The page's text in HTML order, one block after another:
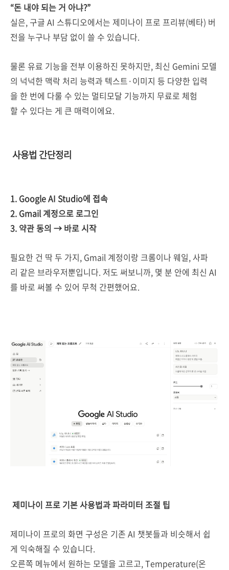
“돈 내야 되는 거 아냐?”
실은, 구글 AI 스튜디오에서는 제미나이 프로 프리뷰(베타) 버
전을 누구나 부담 없이 쓸 수 있습니다.
물론 유료 기능을 전부 이용하진 못하지만, 최신 Gemini 모델
의 넉넉한 맥락 처리 능력과 텍스트·이미지 등 다양한 입력
을 한 번에 다룰 수 있는 멀티모달 기능까지 무료로 체험
할 수 있다는 게 큰 매력이에요.
사용법 간단정리
1. Google AI Studio에 접속
2. Gmail 계정으로 로그인
3. 약관 동의 → 바로 시작
필요한 건 딱 두 가지, Gmail 계정이랑 크롬이나 웨일, 사파
리 같은 브라우저뿐입니다. 저도 써보니까, 몇 분 안에 최신 AI
를 바로 써볼 수 있어 무척 간편했어요.
제미나이 프로 기본 사용법과 파라미터 조절 팁
제미나이 프로의 화면 구성은 기존 AI 챗봇들과 비슷해서 쉽
게 익숙해질 수 있습니다.
오른쪽 메뉴에서 원하는 모델을 고르고, Temperature(온